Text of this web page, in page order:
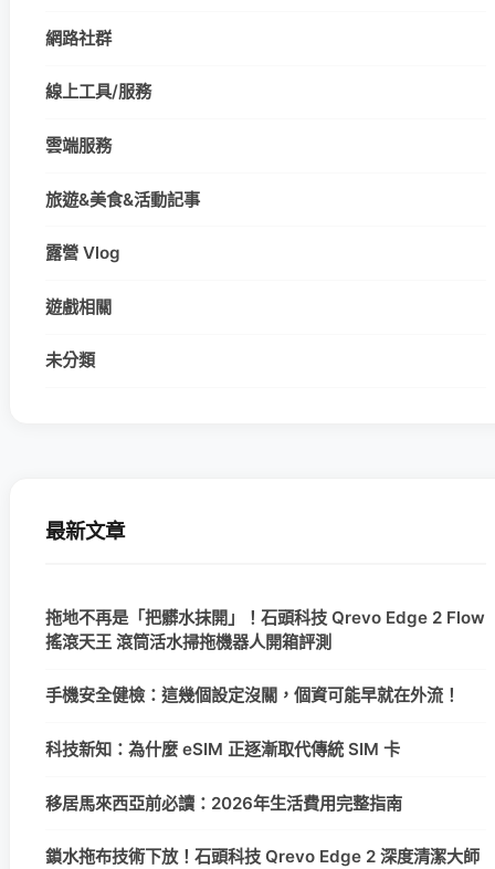
網路社群
線上工具/服務
雲端服務
旅遊&美食&活動記事
露營 Vlog
遊戲相關
未分類
最新文章
拖地不再是「把髒水抹開」！石頭科技 Qrevo Edge 2 Flow
搖滾天王 滾筒活水掃拖機器人開箱評測
手機安全健檢：這幾個設定沒關，個資可能早就在外流！
科技新知：為什麼 eSIM 正逐漸取代傳統 SIM 卡
移居馬來西亞前必讀：2026年生活費用完整指南
鎖水拖布技術下放！石頭科技 Qrevo Edge 2 深度清潔大師